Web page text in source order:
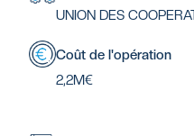
UNION DES
Coût de l'opération
2,2M€